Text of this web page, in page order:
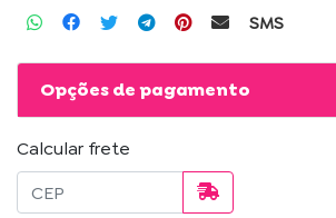
SMS
Opções de pagamento
Calcular frete